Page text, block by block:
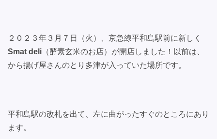
２０２３年３月７日（火）、京急線平和島駅前に新しく
Smat deli （酵素玄米のお店）が開店しました！以前は、
から揚げ屋さんのとり多津が入っていた場所です。
平和島駅の改札を出て、左に曲がったすぐのところにあり
ます。